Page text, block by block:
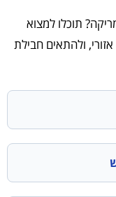
תוכלו למצוא
אזורי, ולהתאים חבילת